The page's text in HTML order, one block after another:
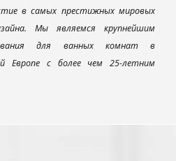
в самых престижных мировых
Мы являемся крупнейшим
для ванных комнат в
Европе с более чем 25-летним